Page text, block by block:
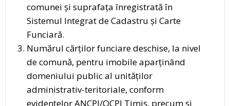
comunei și suprafața înregistrată în
Sistemul Integrat de Cadastru și Carte
Funciară.
Numărul cărților funciare deschise, la nivel
de comună, pentru imobile aparținând
domeniului public al unităților
administrativ-teritoriale, conform
evidențelor ANCPI/OCPI Timiș, precum și